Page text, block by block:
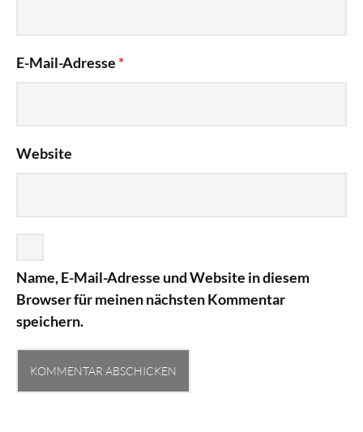
E-Mail-Adresse *
Website
Name, E-Mail-Adresse und Website in diesem
Browser für meinen nächsten Kommentar
speichern.